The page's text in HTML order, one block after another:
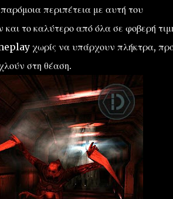
περιπέτεια με αυτή του
και το καλύτερο από όλα σε φοβερή
χωρίς να υπάρχουν πλήκτρα,
στη θέαση.